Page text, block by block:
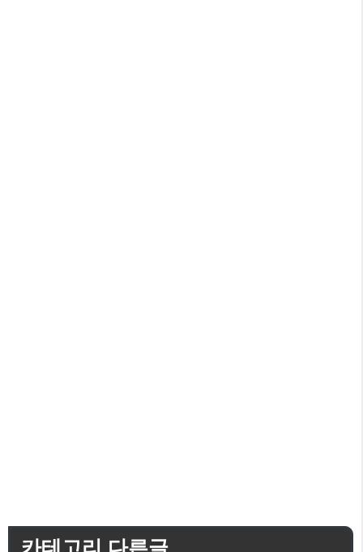
카테고리 다른글